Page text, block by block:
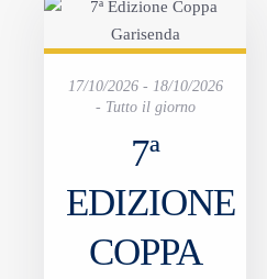
17/10/2026 - 18/10/2026
- Tutto il giorno
7ª
EDIZIONE
COPPA